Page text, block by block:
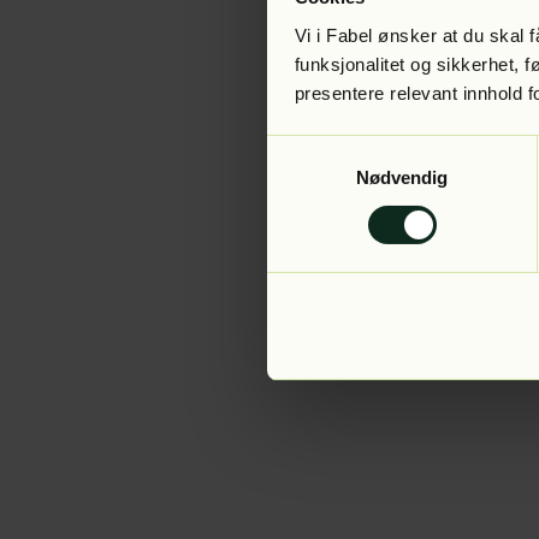
Vi i Fabel ønsker at du skal
funksjonalitet og sikkerhet,
presentere relevant innhold
Nødvendig
Application